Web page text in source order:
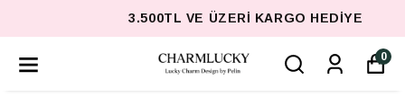
3.500TL VE ÜZERI KARGO HEDIYE
0